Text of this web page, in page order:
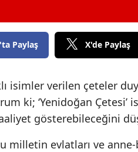
Paylaş X'de Paylaş
isimler verilen çeteler
ki; ‘Yenidoğan
gösterebileceğini
milletin evlatları ve anne-